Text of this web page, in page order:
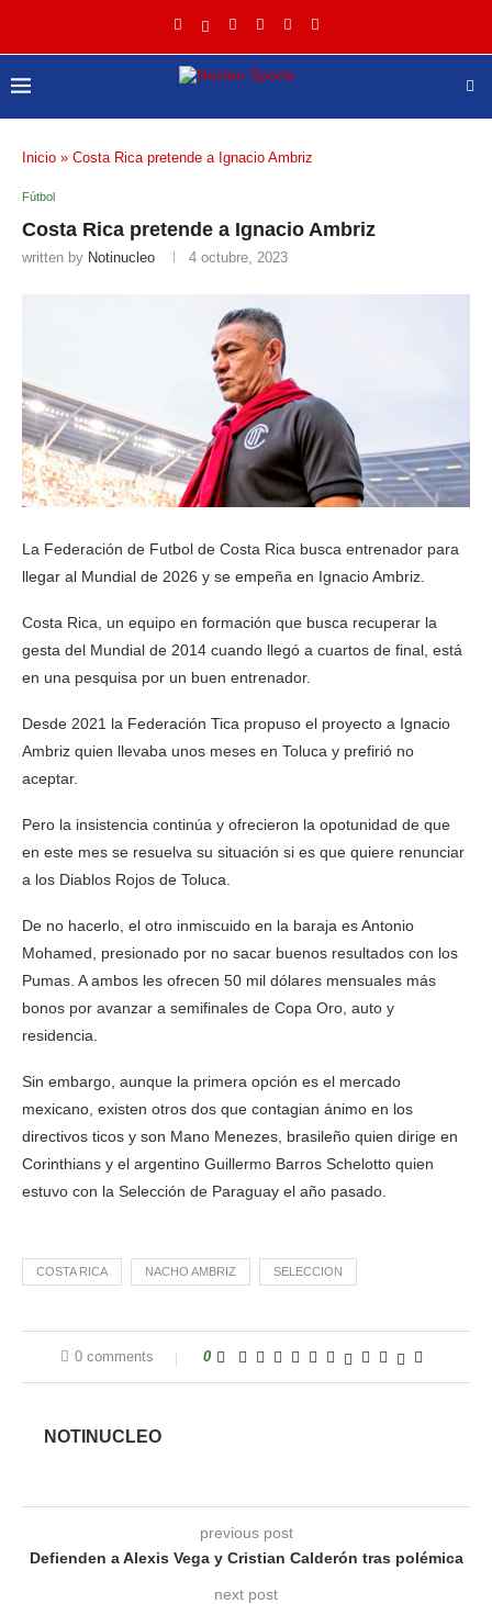
Inicio » Costa Rica pretende a Ignacio Ambriz
Fútbol
Costa Rica pretende a Ignacio Ambriz
written by Notinucleo 4 octubre, 2023
La Federación de Futbol de Costa Rica busca entrenador para
llegar al Mundial de 2026 y se empeña en Ignacio Ambriz.
Costa Rica, un equipo en formación que busca recuperar la
gesta del Mundial de 2014 cuando llegó a cuartos de final, está
en una pesquisa por un buen entrenador.
Desde 2021 la Federación Tica propuso el proyecto a Ignacio
Ambriz quien llevaba unos meses en Toluca y prefirió no
aceptar.
Pero la insistencia continúa y ofrecieron la opotunidad de que
en este mes se resuelva su situación si es que quiere renunciar
a los Diablos Rojos de Toluca.
De no hacerlo, el otro inmiscuido en la baraja es Antonio
Mohamed, presionado por no sacar buenos resultados con los
Pumas. A ambos les ofrecen 50 mil dólares mensuales más
bonos por avanzar a semifinales de Copa Oro, auto y
residencia.
Sin embargo, aunque la primera opción es el mercado
mexicano, existen otros dos que contagian ánimo en los
directivos ticos y son Mano Menezes, brasileño quien dirige en
Corinthians y el argentino Guillermo Barros Schelotto quien
estuvo con la Selección de Paraguay el año pasado.
COSTA RICA NACHO AMBRIZ SELECCION
0 comments 0
NOTINUCLEO
previous post
Defienden a Alexis Vega y Cristian Calderón tras polémica
next post